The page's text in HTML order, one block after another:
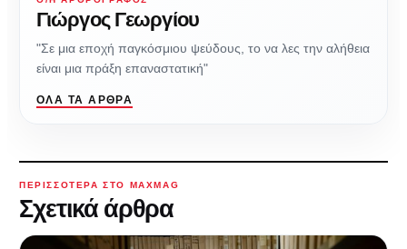
Γιώργος Γεωργίου
"Σε μια εποχή παγκόσμιου ψεύδους, το να λες την αλήθεια
είναι μια πράξη επαναστατική"
ΌΛΑ ΤΑ ΆΡΘΡΑ
ΠΕΡΙΣΣΌΤΕΡΑ ΣΤΟ MAXMAG
Σχετικά άρθρα